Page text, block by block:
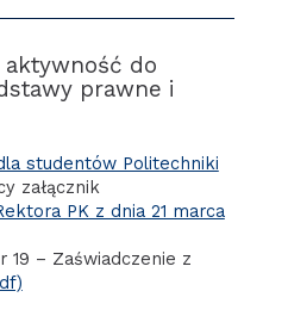
aktywność do
prawne i
studentów Politechniki
załącznik
PK z dnia 21 marca
19 – Zaświadczenie z